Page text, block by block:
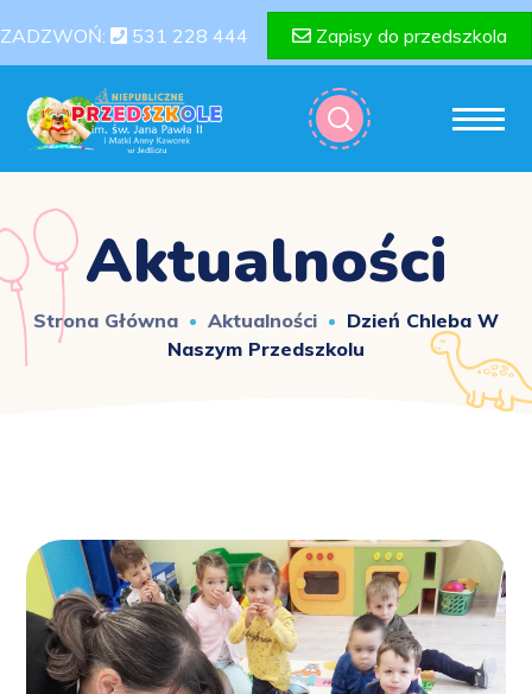
ZADZWOŃ: 531 228 444 Zapisy do przedszkola
Aktualności
Strona Główna Aktualności
Dzień Chleba W
Naszym Przedszkolu